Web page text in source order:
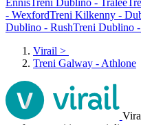
- WexfordTreni Kilkenny -
Dublino - RushTreni Dublino
Virail >
Treni Galway - Athlone